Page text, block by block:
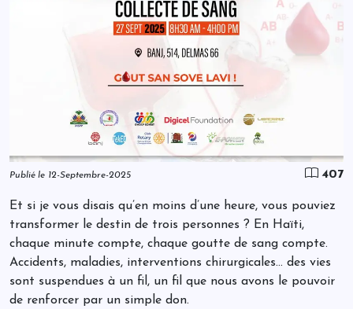
Publié le 12-Septembre-2025 407
Et si je vous disais qu’en moins d’une heure, vous pouviez
transformer le destin de trois personnes ? En Haïti,
chaque minute compte, chaque goutte de sang compte.
Accidents, maladies, interventions chirurgicales… des vies
sont suspendues à un fil, un fil que nous avons le pouvoir
de renforcer par un simple don.